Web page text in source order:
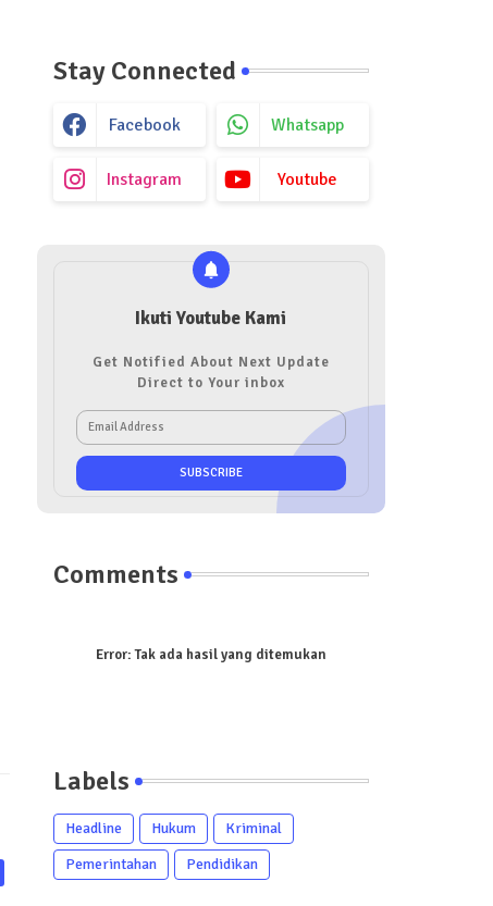
Stay Connected
Facebook Whatsapp
Instagram Youtube
Ikuti Youtube Kami
Get Notified About Next Update
Direct to Your inbox
Comments
Error:Tak ada hasil yang ditemukan
Labels
Headline Hukum
Kriminal
Pemerintahan
Pendidikan